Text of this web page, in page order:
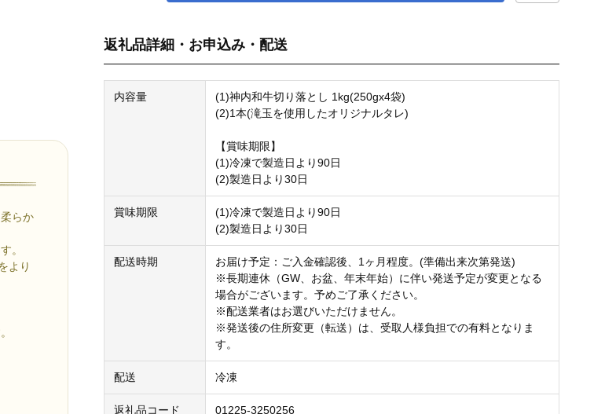
らか
。
より
返礼品詳細・お申込み・配送
内容量
(1)神内和牛切り落とし 1kg(250gx4袋)
(2)1本(滝玉を使用したオリジナルタレ)
【賞味期限】
(1)冷凍で製造日より90日
(2)製造日より30日
賞味期限
(1)冷凍で製造日より90日
(2)製造日より30日
配送時期
お届け予定：ご入金確認後、1ヶ月程度。(準備出来次第発送)
※長期連休（GW、お盆、年末年始）に伴い発送予定が変更となる
場合がございます。予めご了承ください。
※配送業者はお選びいただけません。
※発送後の住所変更（転送）は、受取人様負担での有料となりま
す。
配送 冷凍
返礼品コード 01225-3250256